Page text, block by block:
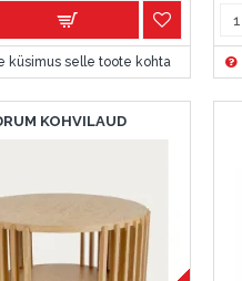
küsimus selle toote kohta
KOHVILAUD